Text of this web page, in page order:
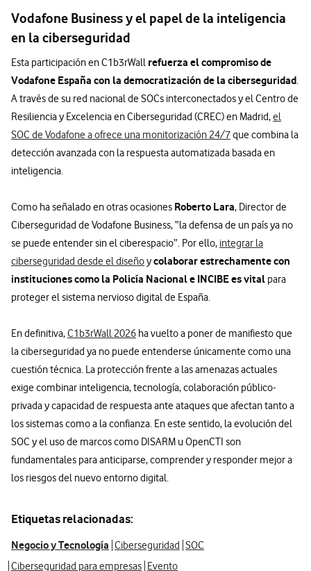
Vodafone Business y el papel de la inteligencia
en la ciberseguridad
Esta participación en C1b3rWall refuerza el compromiso de
Vodafone España con la democratización de la ciberseguridad.
A través de su red nacional de SOCs interconectados y el Centro de
Resiliencia y Excelencia en Ciberseguridad (CREC) en Madrid,el
SOC de Vodafone a ofrece una monitorización 24/7que combina la
detección avanzada con la respuesta automatizada basada en
inteligencia.
Como ha señalado en otras ocasiones Roberto Lara, Director de
Ciberseguridad de Vodafone Business, “la defensa de un país ya no
se puede entender sin el ciberespacio”. Por ello, integrar la
ciberseguridad desde el diseñoycolaborar estrechamente con
instituciones como la Policía Nacional e INCIBE es vital para
proteger el sistema nervioso digital de España.
En definitiva,C1b3rWall 2026 ha vuelto a poner de manifiesto que
la ciberseguridad ya no puede entenderse únicamente como una
cuestión técnica. La protección frente a las amenazas actuales
exige combinar inteligencia, tecnología, colaboración público-
privada y capacidad de respuesta ante ataques que afectan tanto a
los sistemas como a la confianza. En este sentido, la evolución del
SOC y el uso de marcos como DISARM u OpenCTI son
fundamentales para anticiparse, comprender y responder mejor a
los riesgos del nuevo entorno digital.
Etiquetas relacionadas:
Negocio y Tecnología Ciberseguridad SOC
Ciberseguridad para empresas Evento